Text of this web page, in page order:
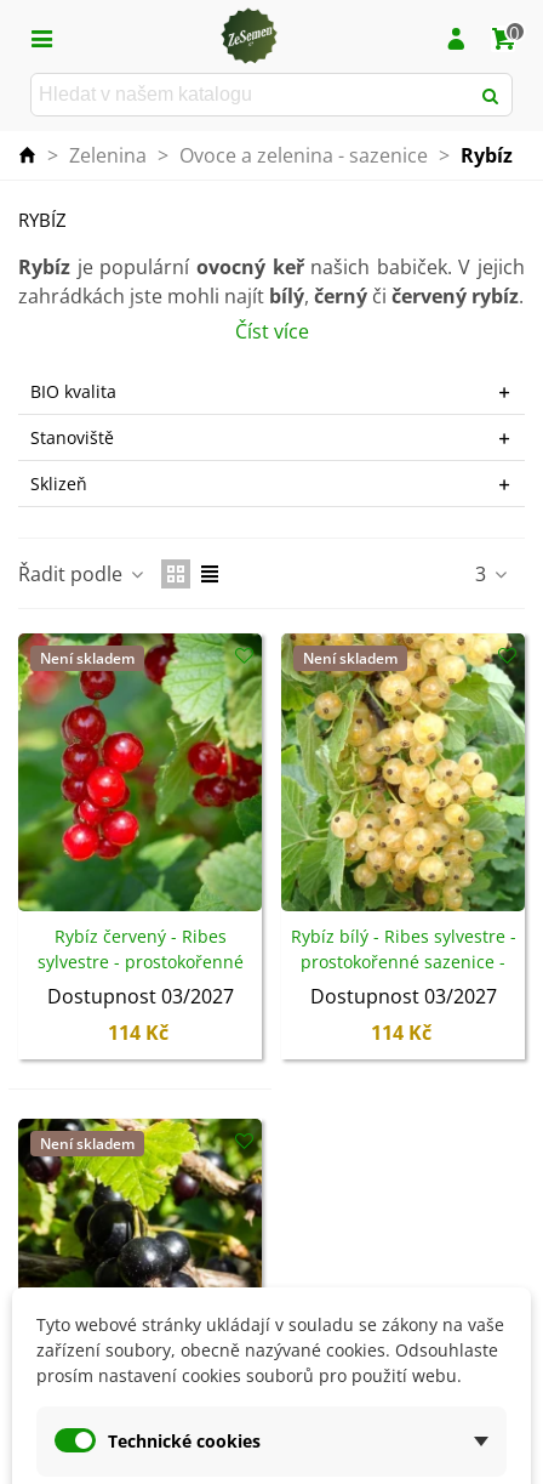
0
> Zelenina > Ovoce a zelenina - sazenice > Rybíz
RYBÍZ
Rybíz je populární ovocný keřnašich babiček. V jejich
zahrádkách jste mohli najít bílý, černý či červený rybíz.
Výhodou tohoto ovocného keře je především jeho
plotech, velké množství plodů, které obsahují spoustu
vitamínů.
Vypěstujte si na zahradě rybíz i vy a nebudete litovat.
Rybízový koláč či marmeláda jsou totiž vynikající.
Číst více
BIO kvalita
Stanoviště
Sklizeň
Řadit podle 3
Není skladem
Rybíz červený - Ribes
sylvestre - prostokořenné
sazenice - 1 ks
Dostupnost 03/2027
114 Kč
Není skladem
Rybíz bílý - Ribes sylvestre -
prostokořenné sazenice -
1 ks
Dostupnost 03/2027
114 Kč
Není skladem
Rybíz černý - Ribes
sylvestre - prostokořenné
Tyto webové stránky ukládají v souladu se zákony na vaše
zařízení soubory, obecně nazývané cookies. Odsouhlaste
prosím nastavení cookies souborů pro použití webu.
Technické cookies